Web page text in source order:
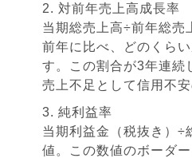
対前年売上高成長率
当期総売上高÷前年総売
前年に比べ、どのくら
す。この割合が3年連続
売上不足として信用不安
純利益率
当期利益金（税抜き）÷
値。この数値のボーダ